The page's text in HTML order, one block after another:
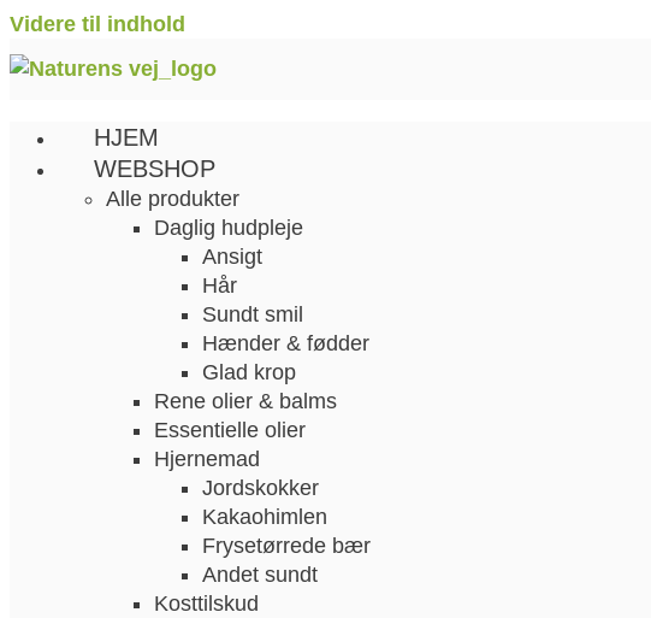
Videre til indhold
HJEM
WEBSHOP
Alle produkter
Daglig hudpleje
Ansigt
Hår
Sundt smil
Hænder & fødder
Glad krop
Rene olier & balms
Essentielle olier
Hjernemad
Jordskokker
Kakaohimlen
Frysetørrede bær
Andet sundt
Kosttilskud